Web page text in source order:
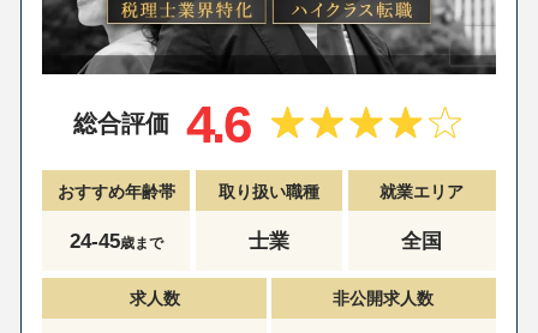
総合評価 4.6
おすすめ年齢帯
24-45歳まで
取り扱い職種
士業
就業エリア
全国
求人数 非公開求人数